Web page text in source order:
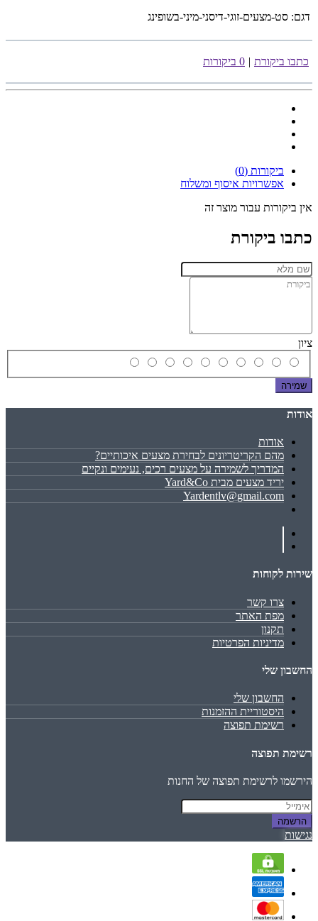
דגם: סט-מצעים-זוגי-דיסני-מיני-בשופינג
כתבו ביקורת | 0 ביקורות
ביקורות (0)
אפשרויות איסוף ומשלוח
אין ביקורות עבור מוצר זה
כתבו ביקורת
ציון
שמירה
אודות
אודות
מהם הקריטריונים לבחירת מצעים איכותיים?
המדריך לשמירה על מצעים רכים, נעימים ונקיים
יריד מצעים מבית Yard&Co
Yardentlv@gmail.com
שירות לקוחות
צרו קשר
מפת האתר
תקנון
מדיניות הפרטיות
החשבון שלי
החשבון שלי
היסטוריית ההזמנות
רשימת תפוצה
רשימת תפוצה
הירשמו לרשימת תפוצה של החנות
הרשמה
נגישות